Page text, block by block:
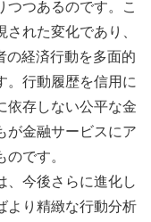
つつあるのです。こ
れた変化であり、
の経済行動を多面的
。行動履歴を信用に
依存しない公平な金
が金融サービスにア
です。
、今後さらに進化し
より精緻な行動分析